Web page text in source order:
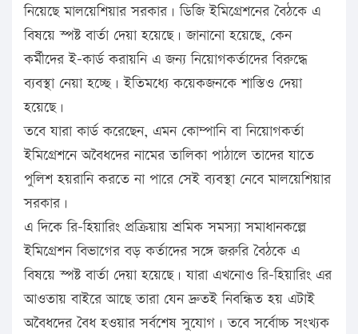
নিয়েছে মালয়েশিয়ার সরকার। ডিজি ইমিগ্রেশনের বৈঠকে এ
বিষয়ে স্পষ্ট বার্তা দেয়া হয়েছে। জানানো হয়েছে, কেন
কর্মীদের ই-কার্ড করায়নি এ জন্য নিয়োগকর্তাদের বিরুদ্ধে
ব্যবস্থা নেয়া হচ্ছে। ইতিমধ্যে কয়েকজনকে শাস্তিও দেয়া
হয়েছে।
তবে যারা কার্ড করেছেন, এমন কোম্পানি বা নিয়োগকর্তা
ইমিগ্রেশনে অবৈধদের নামের তালিকা পাঠালে তাদের যাতে
পুলিশ হয়রানি করতে না পারে সেই ব্যবস্থা নেবে মালয়েশিয়ার
সরকার।
এ দিকে রি-হিয়ারিং প্রক্রিয়ায় শ্রমিক সমস্যা সমাধানকল্পে
ইমিগ্রেশন বিভাগের বড় কর্তাদের সঙ্গে জরুরি বৈঠকে এ
বিষয়ে স্পষ্ট বার্তা দেয়া হয়েছে। যারা এখনোও রি-হিয়ারিং এর
আওতায় বাইরে আছে তারা যেন দ্রুতই নিবন্ধিত হয় এটাই
অবৈধদের বৈধ হওয়ার সর্বশেষ সুযোগ। তবে সর্বোচ্চ সংখ্যক